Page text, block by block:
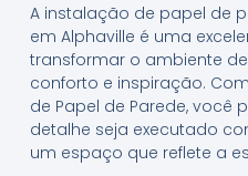
A instalação de papel de
em Alphaville é uma
transformar o ambiente
conforto e inspiração.
de Papel de Parede, você
detalhe seja executado
um espaço que reflete a